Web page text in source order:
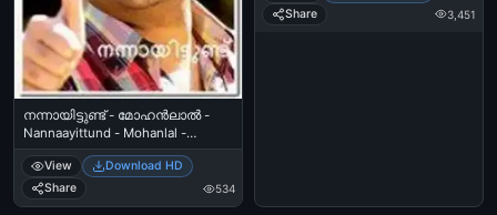
നന്നായിട്ടുണ്ട് - മോഹന്‍ലാല്‍ -
Nannaayittund - Mohanlal -
Thumbs Up
View
Download HD
Share
534
Share
3,451